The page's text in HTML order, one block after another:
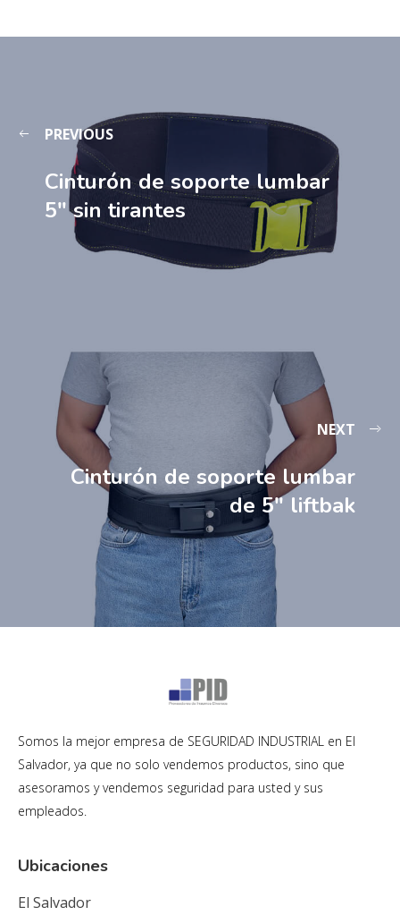
PREVIOUS
Cinturón de soporte lumbar
5″ sin tirantes
NEXT
Cinturón de soporte lumbar
de 5″ liftbak
Somos la mejor empresa de SEGURIDAD INDUSTRIAL en El
Salvador, ya que no solo vendemos productos, sino que
asesoramos y vendemos seguridad para usted y sus
empleados.
Ubicaciones
El Salvador